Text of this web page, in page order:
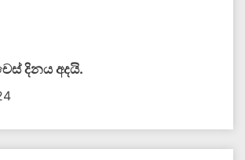
දිනය අදයි.